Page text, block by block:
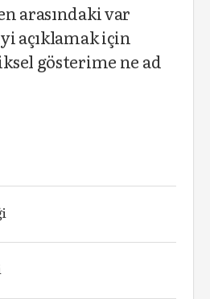
arasındaki var
açıklamak için
gösterime ne ad